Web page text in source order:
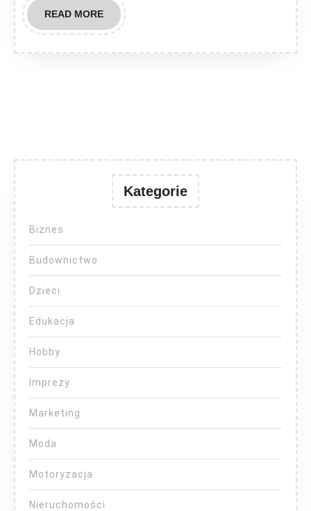
READ MOREREAD
MORE
Kategorie
Biznes
Budownictwo
Dzieci
Edukacja
Hobby
Imprezy
Marketing
Moda
Motoryzacja
Nieruchomości